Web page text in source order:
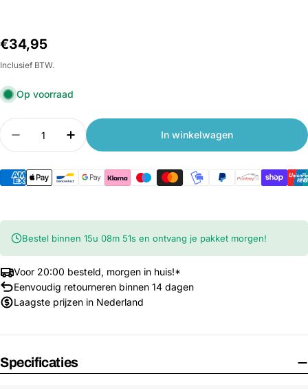
Normale
prijs
€34,95
Inclusief BTW.
Op voorraad
Aantal
Aantal verlagen voor Xiaomi Mi USB-C naar
Aantal verhogen voor Xiaomi Mi USB-
In winkelwagen
Bestel binnen 15u 08m 51s en ontvang je pakket morgen!
Voor 20:00 besteld, morgen in huis!*
Eenvoudig retourneren binnen 14 dagen
Laagste prijzen in Nederland
Specificaties